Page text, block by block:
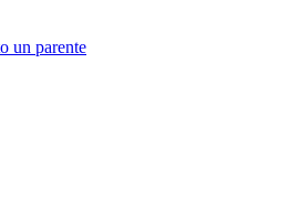
un parente